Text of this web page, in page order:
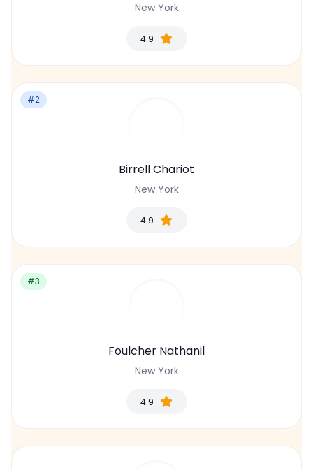
New York
4.9
#2
Birrell Chariot
New York
4.9
#3
Foulcher Nathanil
New York
4.9